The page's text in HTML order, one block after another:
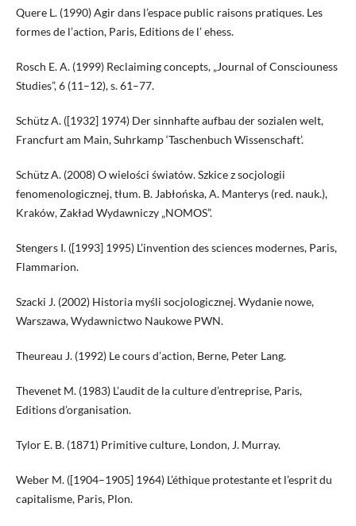
Quere L. (1990) Agir dans l’espace public raisons pratiques. Les
formes de l’action, Paris, Editions de l’ ehess.
Rosch E. A. (1999) Reclaiming concepts, „Journal of Consciouness
Studies”, 6 (11–12), s. 61–77.
Schütz A. ([1932] 1974) Der sinnhafte aufbau der sozialen welt,
Francfurt am Main, Suhrkamp ‘Taschenbuch Wissenschaft’.
Schütz A. (2008) O wielości światów. Szkice z socjologii
fenomenologicznej, tłum. B. Jabłońska, A. Manterys (red. nauk.),
Kraków, Zakład Wydawniczy „NOMOS”.
Stengers I. ([1993] 1995) L’invention des sciences modernes, Paris,
Flammarion.
Szacki J. (2002) Historia myśli socjologicznej. Wydanie nowe,
Warszawa, Wydawnictwo Naukowe PWN.
Theureau J. (1992) Le cours d’action, Berne, Peter Lang.
Thevenet M. (1983) L’audit de la culture d’entreprise, Paris,
Editions d’organisation.
Tylor E. B. (1871) Primitive culture, London, J. Murray.
Weber M. ([1904–1905] 1964) L’éthique protestante et l’esprit du
capitalisme, Paris, Plon.